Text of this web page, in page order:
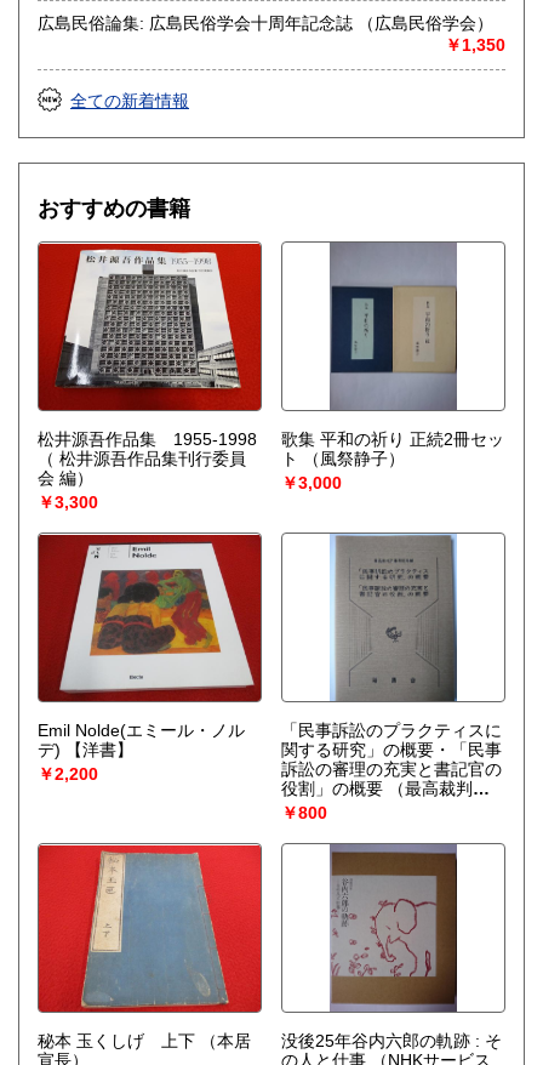
広島民俗論集: 広島民俗学会十周年記念誌 （広島民俗学会）
￥1,350
全ての新着情報
おすすめの書籍
松井源吾作品集 1955-1998
（ 松井源吾作品集刊行委員
会 編）
￥3,300
歌集 平和の祈り 正続2冊セッ
ト
（風祭静子）
￥3,000
Emil Nolde(エミール・ノル
デ) 【洋書】
￥2,200
「民事訴訟のプラクティスに
関する研究」の概要・「民事
訴訟の審理の充実と書記官の
役割」の概要
（最高裁判所
事務総局 編）
￥800
秘本 玉くしげ 上下
（本居
宣長）
没後25年谷内六郎の軌跡 : そ
の人と仕事
（NHKサービス